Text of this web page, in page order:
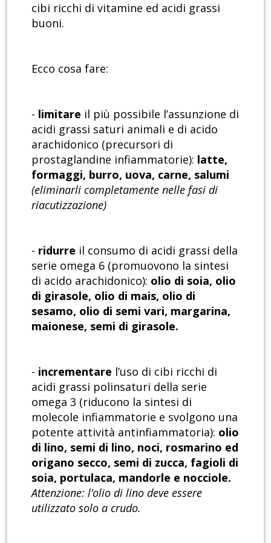
cibi ricchi di vitamine ed acidi grassi
buoni.
Ecco cosa fare:
- limitare il più possibile l’assunzione di
acidi grassi saturi animali e di acido
arachidonico (precursori di
prostaglandine infiammatorie): latte,
formaggi, burro, uova, carne, salumi
(eliminarli completamente nelle fasi di
riacutizzazione)
- ridurre il consumo di acidi grassi della
serie omega 6 (promuovono la sintesi
di acido arachidonico): olio di soia, olio
di girasole, olio di mais, olio di
sesamo, olio di semi vari, margarina,
maionese, semi di girasole.
- incrementare l’uso di cibi ricchi di
acidi grassi polinsaturi della serie
omega 3 (riducono la sintesi di
molecole infiammatorie e svolgono una
potente attività antinfiammatoria): olio
di lino, semi di lino, noci, rosmarino ed
origano secco, semi di zucca, fagioli di
soia, portulaca, mandorle e nocciole.
Attenzione: l’olio di lino deve essere
utilizzato solo a crudo.